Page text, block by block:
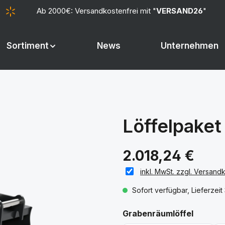
Ab 2000€: Versandkostenfrei mit "VERSAND26"
Sortiment News Unternehmen
2.018,24 €
inkl. MwSt. zzgl.
Sofort verfügbar, Lieferzeit
Grabenräumlöffel